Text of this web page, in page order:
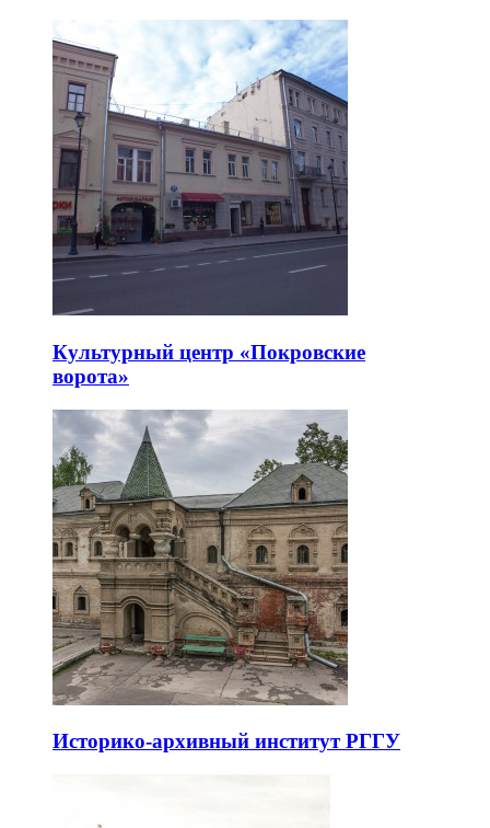
Культурный центр «Покровские
ворота»
Историко-архивный институт РГГУ